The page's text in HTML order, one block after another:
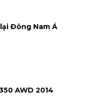
Đông Nam Á
AWD 2014